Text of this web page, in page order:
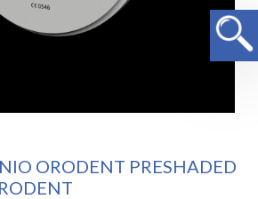
ORODENT PRESHADED